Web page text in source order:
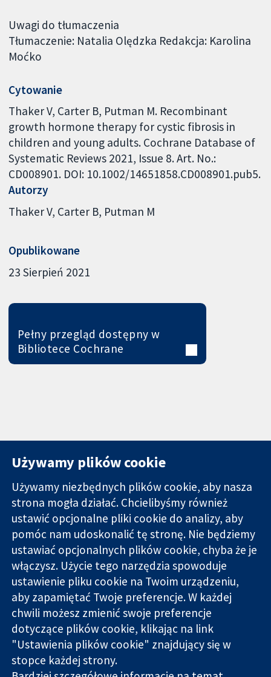
Uwagi do tłumaczenia
Tłumaczenie: Natalia Olędzka Redakcja: Karolina
Moćko
Cytowanie
Thaker V, Carter B, Putman M. Recombinant
growth hormone therapy for cystic fibrosis in
children and young adults. Cochrane Database of
Systematic Reviews 2021, Issue 8. Art. No.:
CD008901. DOI: 10.1002/14651858.CD008901.pub5.
Autorzy
Thaker V Carter B Putman M
Opublikowane
23 Sierpień 2021
Pełny przegląd dostępny w
Bibliotece Cochrane
Wiarygodne dane
naukowe.
Świadome
decyzje.
Lepsze zdrowie.
11-13 Cavendish
Square
Londyn
W1G 0AN
Wielka Brytania
Kontakt
Nowości
Biuro
prasowe
O nas
Praca
Cochrane
Library
Cochrane Collaboration to organizacja charytatywna (nr
1045921) i spółka z ograniczoną odpowiedzialnością (nr
Używamy plików cookie
Używamy niezbędnych plików cookie, aby nasza
strona mogła działać. Chcielibyśmy również
ustawić opcjonalne pliki cookie do analizy, aby
pomóc nam udoskonalić tę stronę. Nie będziemy
ustawiać opcjonalnych plików cookie, chyba że je
włączysz. Użycie tego narzędzia spowoduje
ustawienie pliku cookie na Twoim urządzeniu,
aby zapamiętać Twoje preferencje. W każdej
chwili możesz zmienić swoje preferencje
dotyczące plików cookie, klikając na link
"Ustawienia plików cookie" znajdujący się w
stopce każdej strony.